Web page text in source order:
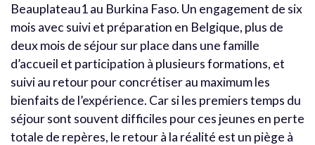
Beauplateau1 au Burkina Faso. Un engagement de six
mois avec suivi et préparation en Belgique, plus de
deux mois de séjour sur place dans une famille
d’accueil et participation à plusieurs formations, et
suivi au retour pour concrétiser au maximum les
bienfaits de l’expérience. Car si les premiers temps du
séjour sont souvent difficiles pour ces jeunes en perte
totale de repères, le retour à la réalité est un piège à